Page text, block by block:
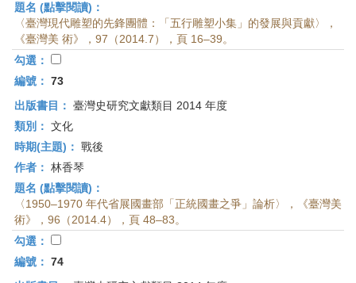
題名 (點擊閱讀)：
〈臺灣現代雕塑的先鋒團體：「五行雕塑小集」的發展與貢獻〉，
《臺灣美 術》，97（2014.7），頁 16–39。
勾選：
編號： 73
出版書目： 臺灣史研究文獻類目 2014 年度
類別： 文化
時期(主題)： 戰後
作者： 林香琴
題名 (點擊閱讀)：
〈1950–1970 年代省展國畫部「正統國畫之爭」論析〉，《臺灣美
術》，96（2014.4），頁 48–83。
勾選：
編號： 74